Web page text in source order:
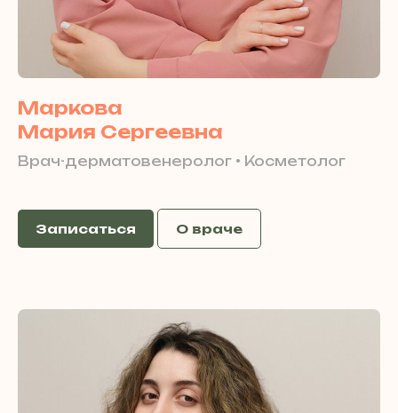
Маркова
Мария Сергеевна
Врач-дерматовенеролог • Косметолог
Записаться О враче